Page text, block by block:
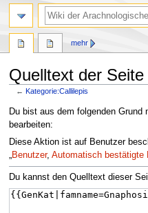
Quelltext der
←Kategorie:Callilepis
Zur
Navigation
springen
Zur
Suche
springen
Du bist aus dem folgenden
bearbeiten:
Diese Aktion ist auf Benutzer
„Benutzer, Automatisch bestätigte
Du kannst den Quelltext dieser
mehr